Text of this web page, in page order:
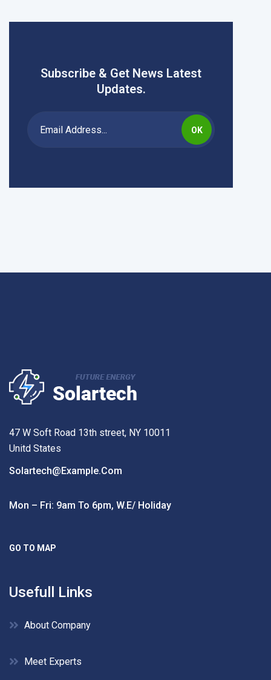
Subscribe & Get News Latest
Updates.
OK
47 W Soft Road 13th street, NY 10011
Unitd States
Solartech@example.com
Mon – Fri: 9am To 6pm, W.e/ Holiday
GO TO MAP
Usefull Links
About Company
Meet Experts